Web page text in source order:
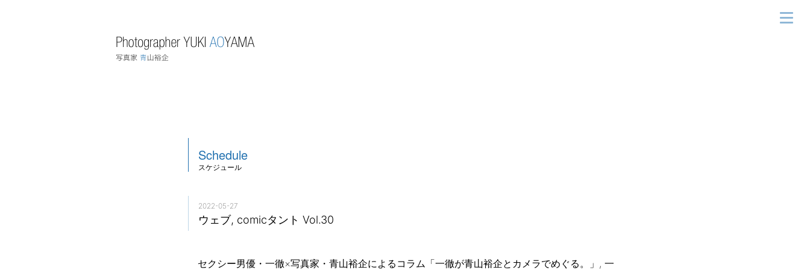
Schedule
スケジュール
2022-05-27
ウェブ, comicタント Vol.30
セクシー男優・一徹×写真家・青山裕企によるコラム「一徹が青山裕企とカメラでめぐる。」, 一